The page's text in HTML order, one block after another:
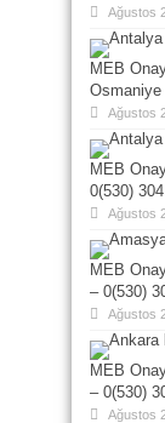
Ağustos
MEB
Osmaniye
Ağustos
MEB
0(530)
Ağustos
MEB
– 0(530)
Ağustos
MEB
– 0(530)
Ağustos